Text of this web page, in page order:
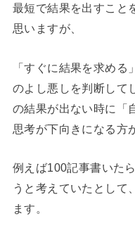
最短で結果を出すこと
思いますが、
「すぐに結果を求め
のよし悪しを判断して
の結果が出ない時に「
思考が下向きになる方
例えば100記事書いた
うと考えていたとして
ます。